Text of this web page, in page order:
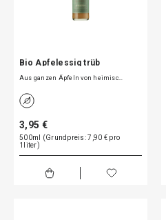
Bio Apfelessig trüb
Aus ganzen Äpfeln von heimisc…
3,95 €
500ml (Grundpreis: 7,90 € pro
1liter)